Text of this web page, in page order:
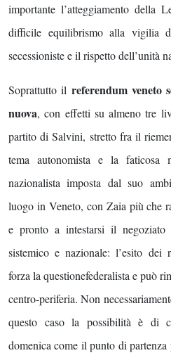
importante l’atteggiamento della
difficile equilibrismo alla vigilia
secessioniste e il rispetto dell’unità
Soprattutto il referendum veneto
nuova, con effetti su almeno tre
partito di Salvini, stretto fra il
tema autonomista e la faticosa
nazionalista imposta dal suo
luogo in Veneto, con Zaia più che
e pronto a intestarsi il
sistemico e nazionale: l’esito dei
forza la questionefederalista e può
centro-periferia. Non
questo caso la possibilità è di
domenica come il punto di